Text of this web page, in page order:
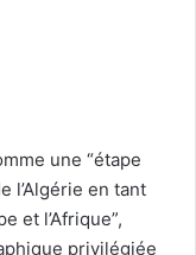
une “étape
l’Algérie en tant
et l’Afrique”,
privilégiée